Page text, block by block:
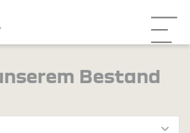
Bestand